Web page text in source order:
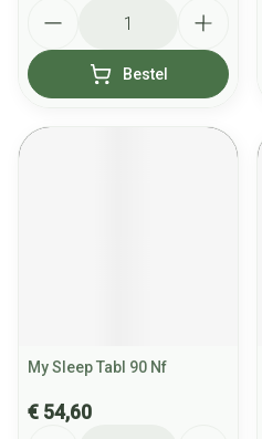
Bestel
My Sleep Tabl 90 Nf
€ 54,60